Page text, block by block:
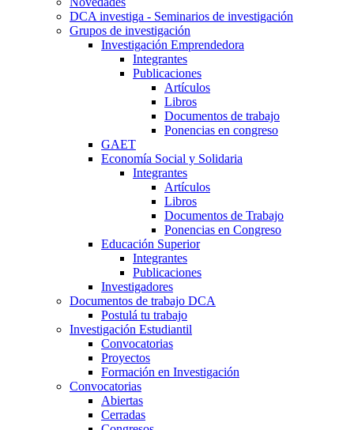
DCA investiga - Seminarios de investigación
Grupos de investigación
Investigación Emprendedora
Integrantes
Publicaciones
Artículos
Libros
Documentos de trabajo
Ponencias en congreso
GAET
Economía Social y Solidaria
Integrantes
Artículos
Libros
Documentos de Trabajo
Ponencias en Congreso
Educación Superior
Integrantes
Publicaciones
Investigadores
Documentos de trabajo DCA
Postulá tu trabajo
Investigación Estudiantil
Convocatorias
Proyectos
Formación en Investigación
Convocatorias
Abiertas
Cerradas